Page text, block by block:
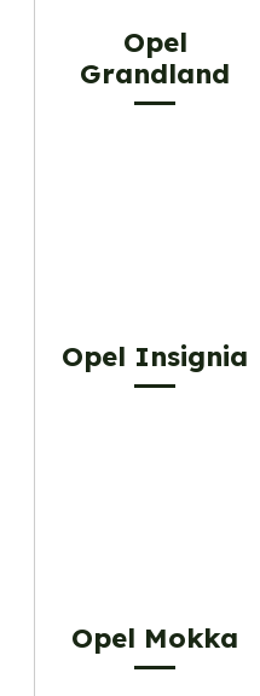
Opel
Grandland
Opel Insignia
Opel Mokka